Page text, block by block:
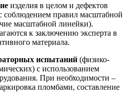
изделия в целом и дефектов
правил масштабной
масштабной линейки).
к заключению эксперта в
материала.
испытаний (физико-
с использованием
При необходимости –
пломбами, составление